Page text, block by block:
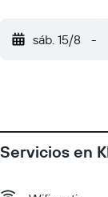
sáb. 15/8 -
Servicios en